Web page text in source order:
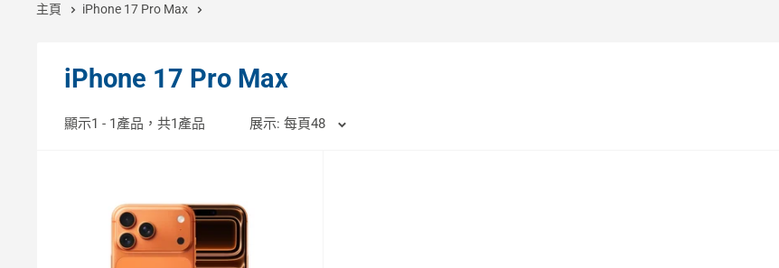
主頁 iPhone 17 Pro Max
iPhone 17 Pro Max
顯示1 - 1產品，共1產品 展示: 每頁48